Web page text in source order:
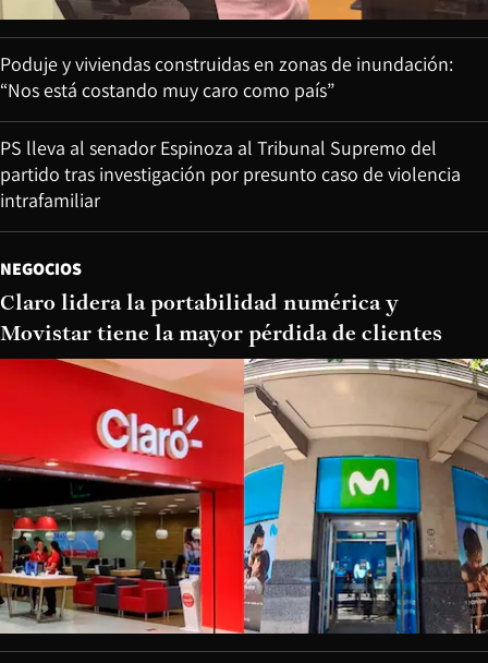
Poduje y viviendas construidas en zonas de inundación:
“Nos está costando muy caro como país”
PS lleva al senador Espinoza al Tribunal Supremo del
partido tras investigación por presunto caso de violencia
intrafamiliar
NEGOCIOS
Claro lidera la portabilidad numérica y
Movistar tiene la mayor pérdida de clientes